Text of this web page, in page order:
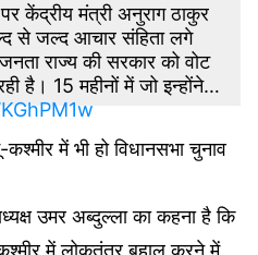
केंद्रीय मंत्री अनुराग ठाकुर
से जल्द आचार संहिता लगे
राज्य की सरकार को वोट
है। 15 महीनों में जो इन्होंने…
March 15,
में भी हो विधानसभा चुनाव
उमर अब्दुल्ला का कहना है कि
में लोकतंत्र बहाल करने में